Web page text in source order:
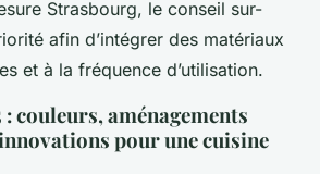
Strasbourg, le conseil sur-
afin d’intégrer des matériaux
et à la fréquence d’utilisation.
: couleurs, aménagements
pour une cuisine